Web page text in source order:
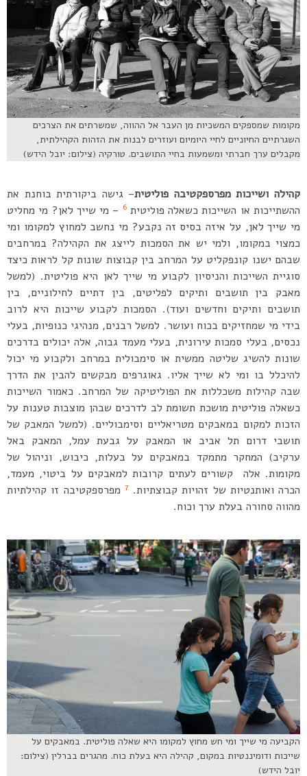
מקומות שמספקים המשכיות מן העבר אל ההווה, שמשרתים את הצרכים
השגרתיים החיוניים לחיי היומיום ועוזרים לבנות את הזהות הקהילתית,
מקבלים ערך חברתי ומשמעות בחיי התושבים. טורקיה (צילום: יובל הידש)
קהילה ושייכות מפרספקטיבה פוליטית– גישה ביקורתית בוחנת את
ההשתייכות או השייכות כשאלה פוליטית 6 – מי שייך לאן? מי מחליט
מי שייך לאן, על איזה בסיס זה נקבע? מי נחשב למחוץ למקומו ומי
כמצוי במקומו, ולמי יש את הסמכות לייצג את הקהילה? במרחבים
שבהם ישנו קונפקליט על המרחב בין קבוצות שונות קל לראות כיצד
סוגיית השייכות והניסיון לקבוע מי שייך לאן היא פוליטית. (למשל
מאבק בין תושבים ותיקים לפליטים, בין דתיים לחילוניים, בין
תושבים ותיקים וחדשים ועוד). הסמכות לקבוע שייכות היא לרוב
בידי מי שמחזיקים בכוח ועושר. למשל רבנים, מנהיגי כנופיות, בעלי
נכסים, בעלי סמכות עירונית, בעלי מעמד גבוה, אלה יכולים בדרכים
שונות להשיג שליטה ממשית או סימבולית במרחב ולקבוע מי יכול
להיכלל בו ומי לא שייך אליו. גאוגרפים מבקשים להבין את הדרך
שבה קהילות משכללות את הפוליטיקה של המרחב. כאמור השייכות
כשאלה פוליטית מושכת תשומת לב לדרכים שבהן מוצבות טענות על
הזכות למקום במאבקים מטריאליים וסימבוליים. (למשל המאבק של
תושבי דרום תל אביב או המאבק על גבעת עמל, המאבק באל
ערקיב) המחקר מתמקד במאבקים על בעלות, כיבוש, וניהול של
מקומות. אלה קשורים לעתים קרובות למאבקים על ביטוי, מעמד,
הכרה ואותנטיות של זהויות קבוצתיות.7 מפרספקטיבה זו קהילתיות
מהווה סחורה בעלת ערך וכוח.
הקביעה מי שייך ומי חש מחוץ למקומו היא שאלה פוליטית. במאבקים על
שייכות ודומיננטיות במקום, קהילה היא בעלת כוח. מהגרים בברלין (צילום:
יובל הידש)